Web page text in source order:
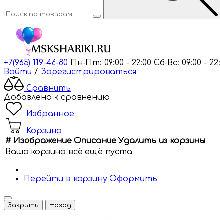
+7(965) 119-46-80 Пн-Пт: 09:00 - 22:00 Сб-Вс: 09:00 -
Войти / Зарегистрироваться
Сравнить
Добавлено к сравнению
Избранное
Корзина
# Изображение Описание Удалить из корзины
Ваша корзина всё ещё пуста
Перейти в корзину Оформить
Закрыть Назад